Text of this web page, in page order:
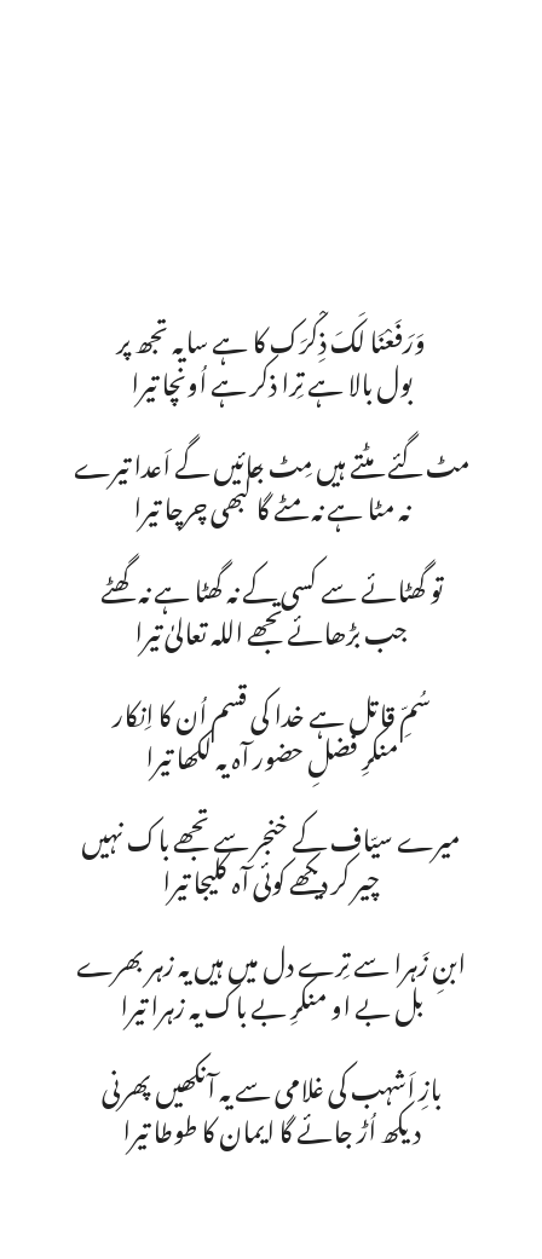
وَرَفَعْنَا لَکَ ذِکْرَک کا ہے سایہ تجھ پر
بول بالا ہے تِرا ذکر ہے اُونچا تیرا
مٹ گئے مٹتے ہیں مِٹ جائیں گے اَعدا تیرے
نہ مٹا ہے نہ مٹے گا کبھی چرچا تیرا
تو گھٹائے سے کسی کے نہ گھٹا ہے نہ گھٹے
جب بڑھائے تجھے اللہ تعالیٰ تیرا
سُمِّ قاتل ہے خدا کی قسم اُن کا اِنکار
منکرِ فضلِ حضور آہ یہ لکھا تیرا
میرے سیّاف کے خنجر سے تجھے باک نہیں
چیر کر دیکھے کوئی آہ کلیجا تیرا
ابنِ زَہرا سے تِرے دل میں ہیں یہ زہر بھرے
بل بے او منکرِ بے باک یہ زہرا تیرا
بازِ اَشہب کی غلامی سے یہ آنکھیں پھرنی
دیکھ اُڑ جائے گا ایمان کا طوطا تیرا